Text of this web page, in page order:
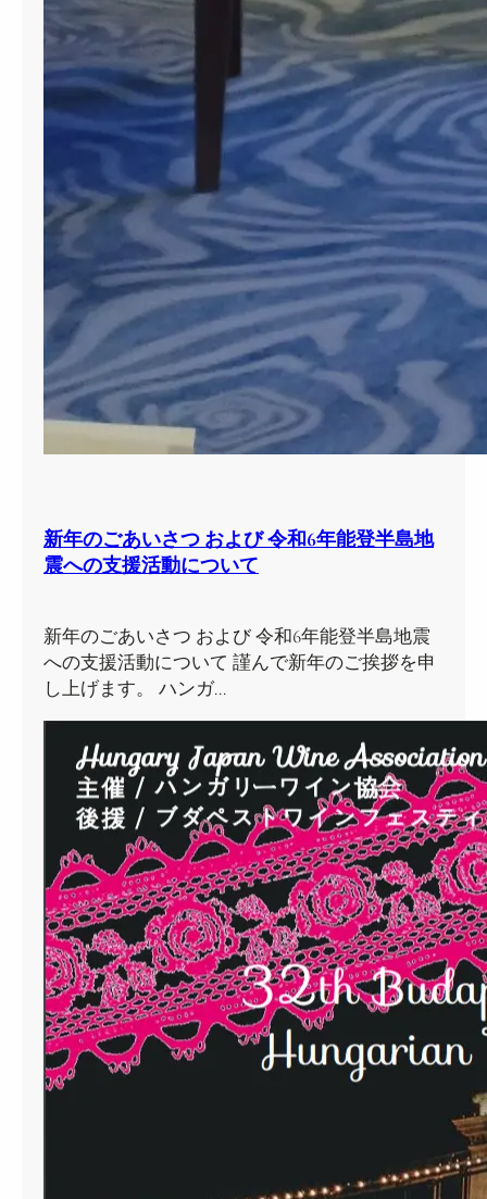
新年のごあいさつ および 令和6年能登半島地
震への支援活動について
新年のごあいさつ および 令和6年能登半島地震
への支援活動について 謹んで新年のご挨拶を申
し上げます。 ハンガ…